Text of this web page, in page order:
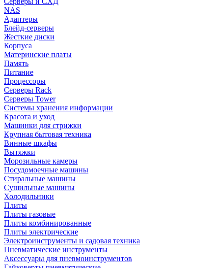
NAS
Адаптеры
Блейд-серверы
Жесткие диски
Корпуса
Материнские платы
Память
Питание
Процессоры
Серверы Rack
Серверы Tower
Системы хранения информации
Красота и уход
Машинки для стрижки
Крупная бытовая техника
Винные шкафы
Вытяжки
Морозильные камеры
Посудомоечные машины
Стиральные машины
Сушильные машины
Холодильники
Плиты
Плиты газовые
Плиты комбинированные
Плиты электрические
Электроинструменты и садовая техника
Пневматические инструменты
Аксессуары для пневмоинструментов